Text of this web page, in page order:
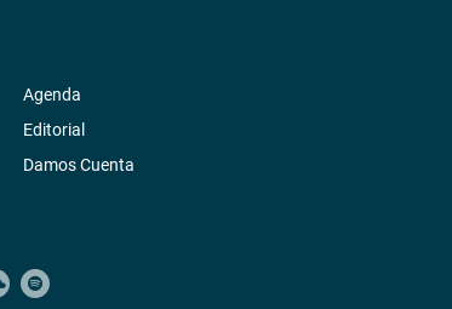
Agenda
Editorial
Damos Cuenta